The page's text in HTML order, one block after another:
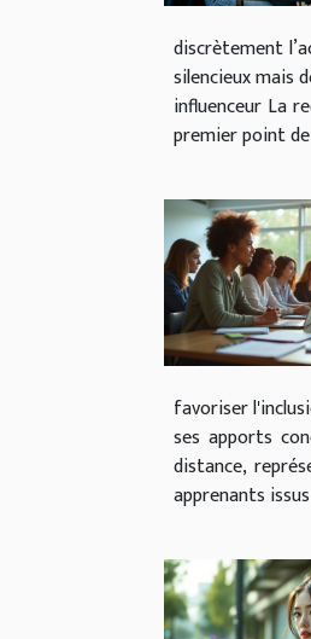
discrètement
silencieux mais
influenceur La
premier point
favoriser
ses apports
distance,
apprenants